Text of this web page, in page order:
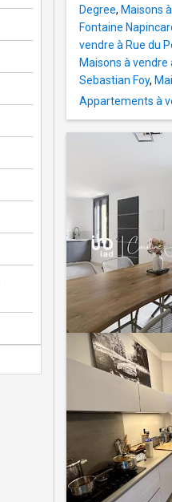
Degree, Maisons
Fontaine
vendre à Rue du
Maisons à vendre
Sebastian Foy,
Appartements à